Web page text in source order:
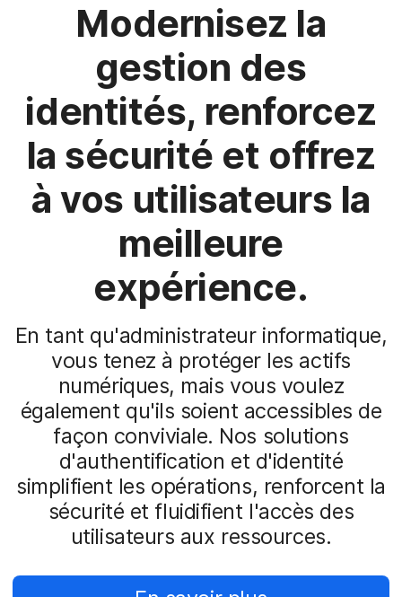
Modernisez la
gestion des
identités, renforcez
la sécurité et offrez
à vos utilisateurs la
meilleure
expérience.
En tant qu'administrateur informatique,
vous tenez à protéger les actifs
numériques, mais vous voulez
également qu'ils soient accessibles de
façon conviviale. Nos solutions
d'authentification et d'identité
simplifient les opérations, renforcent la
sécurité et fluidifient l'accès des
utilisateurs aux ressources.